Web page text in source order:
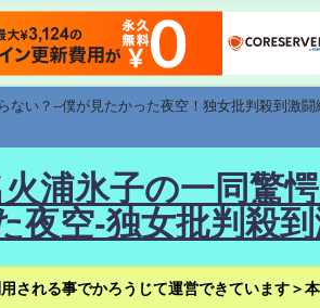
い？--僕が見たかった夜空！独女批判殺到激
浦氷子の一同驚
夜空-独女批判殺
れる事でかろうじて運営できています＞